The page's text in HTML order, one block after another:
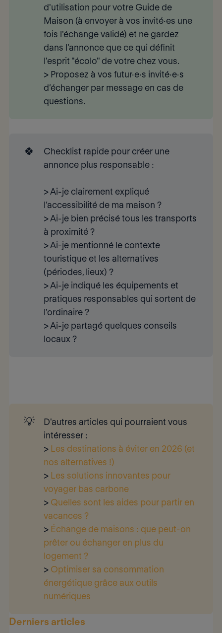
d'utilisation pour votre Guide de
Maison (à envoyer à vos invité·es une
fois l'échange validé) et ne gardez
dans l'annonce que ce qui définit
l'esprit "écolo" de votre chez vous.
> Proposez à vos futur·e·s invité·e·s
d’échanger par message en cas de
questions.
🍀
Checklist rapide pour créer une
annonce plus responsable :
> Ai-je clairement expliqué
l’accessibilité de ma maison ?
> Ai-je bien précisé tous les transports
à proximité ?
> Ai-je mentionné le contexte
touristique et les alternatives
(périodes, lieux) ?
> Ai-je indiqué les équipements et
pratiques responsables qui sortent de
l'ordinaire ?
> Ai-je partagé quelques conseils
locaux ?
💡
D'autres articles qui pourraient vous
intéresser :
> Les destinations à éviter en 2026 (et
nos alternatives !)
> Les solutions innovantes pour
voyager bas carbone
> Quelles sont les aides pour partir en
vacances ?
> Échange de maisons : que peut-on
prêter ou échanger en plus du
logement ?
> Optimiser sa consommation
énergétique grâce aux outils
numériques
Derniers articles